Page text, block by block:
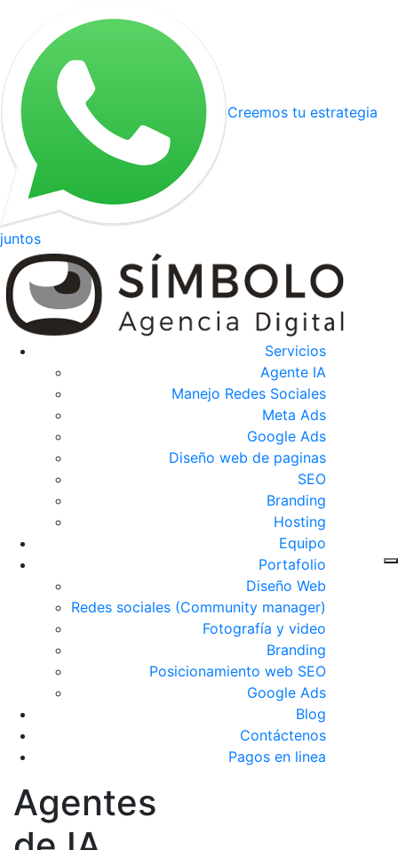
Creemos tu estrategia
juntos
Servicios
Agente IA
Manejo Redes Sociales
Meta Ads
Google Ads
Diseño web de paginas
SEO
Branding
Hosting
Equipo
Portafolio
Diseño Web
Redes sociales (Community manager)
Fotografía y video
Branding
Posicionamiento web SEO
Google Ads
Blog
Contáctenos
Pagos en linea
Agentes